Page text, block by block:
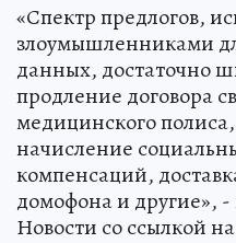
«Спектр предлогов,
злоумышленниками
данных, достаточно
продление договора
медицинского
начисление
компенсаций,
домофона и другие»,
Новости со ссылкой